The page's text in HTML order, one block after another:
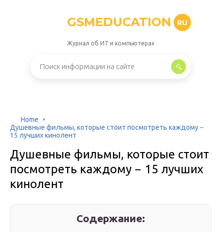
GSMEDUCATION RU
Журнал об ИТ и компьютерах
Home
Душевные фильмы, которые стоит посмотреть каждому −
15 лучших кинолент
Душевные фильмы, которые стоит
посмотреть каждому − 15 лучших
кинолент
Содержание: